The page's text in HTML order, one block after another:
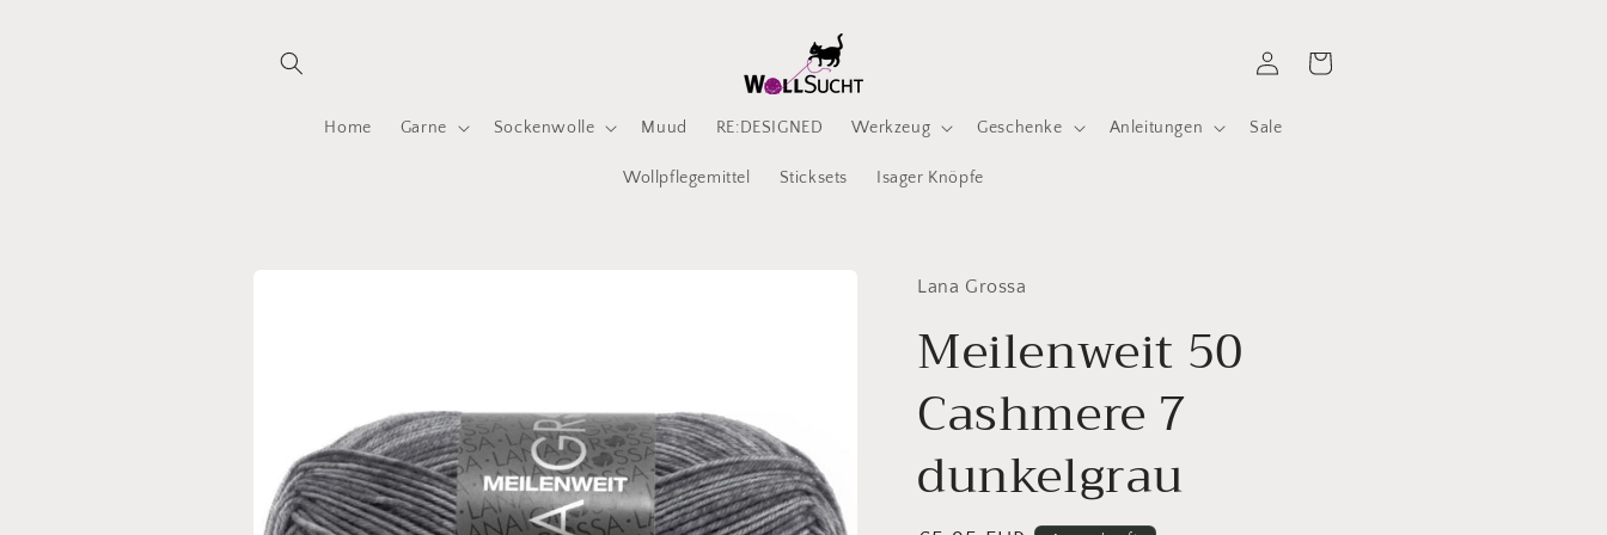
Home Garne Sockenwolle Muud RE:DESIGNED Werkzeug Geschenke Anleitungen Sale
Wollpflegemittel Sticksets Isager Knöpfe
EinloggenWarenkorb
Lana Grossa
Meilenweit 50
Cashmere 7
dunkelgrau